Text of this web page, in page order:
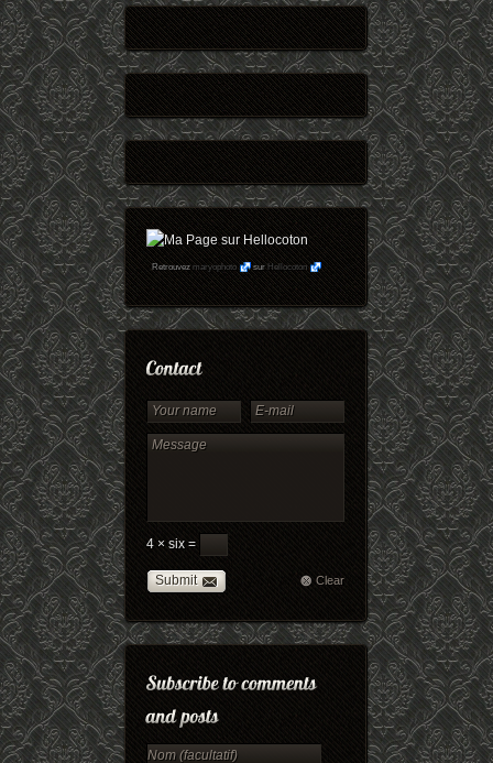
Retrouvezmaryophoto surHellocoton
4 × six =
Submit Clear